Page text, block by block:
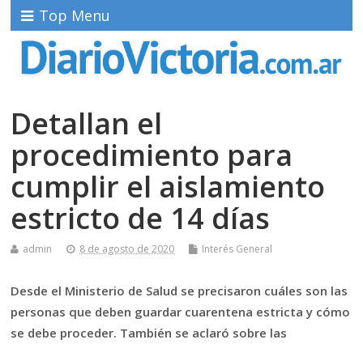
Top Menu
Detallan el
procedimiento para
cumplir el aislamiento
estricto de 14 días
admin 8 de agosto de 2020 Interés General
Desde el Ministerio de Salud se precisaron cuáles son las
personas que deben guardar cuarentena estricta y cómo
se debe proceder. También se aclaró sobre las